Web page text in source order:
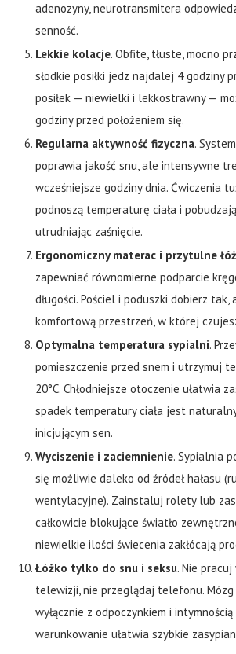
adenozyny, neurotransmitera
senność.
Lekkie kolacje. Obfite, tłuste, mocno
słodkie posiłki jedz najdalej 4 godziny
posiłek — niewielki i lekkostrawny —
godziny przed położeniem się.
Regularna aktywność fizyczna.
poprawia jakość snu, ale intensywne
wcześniejsze godziny dnia. Ćwiczenia
podnoszą temperaturę ciała i
utrudniając zaśnięcie.
Ergonomiczny materac i przytulne
zapewniać równomierne podparcie
długości. Pościel i poduszki dobierz tak,
komfortową przestrzeń, w której
Optymalna temperatura sypialni.
pomieszczenie przed snem i utrzymuj
20°C. Chłodniejsze otoczenie ułatwia
spadek temperatury ciała jest
inicjującym sen.
Wyciszenie i zaciemnienie. Sypialnia
się możliwie daleko od źródeł hałasu
wentylacyjne). Zainstaluj rolety lub
całkowicie blokujące światło
niewielkie ilości świecenia zakłócają
Łóżko tylko do snu i seksu. Nie
telewizji, nie przeglądaj telefonu. Mózg
wyłącznie z odpoczynkiem i
warunkowanie ułatwia szybkie